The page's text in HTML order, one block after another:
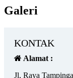
Galeri
KONTAK
Alamat :
Jl, Raya